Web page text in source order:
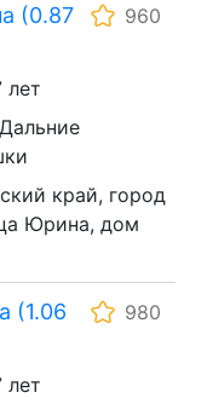
(0.87
960
лет
край, город
Юрина, дом
(1.06
980
лет